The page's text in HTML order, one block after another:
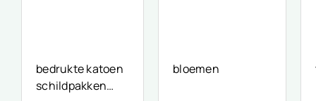
bedrukte katoen
schildpakken
bloemen